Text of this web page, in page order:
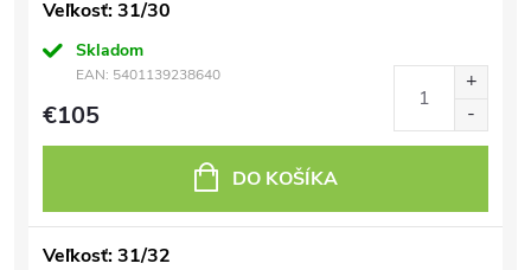
Veľkosť: 31/30
Skladom
EAN: 5401139238640
€105
DO KOŠÍKA
Veľkosť: 31/32